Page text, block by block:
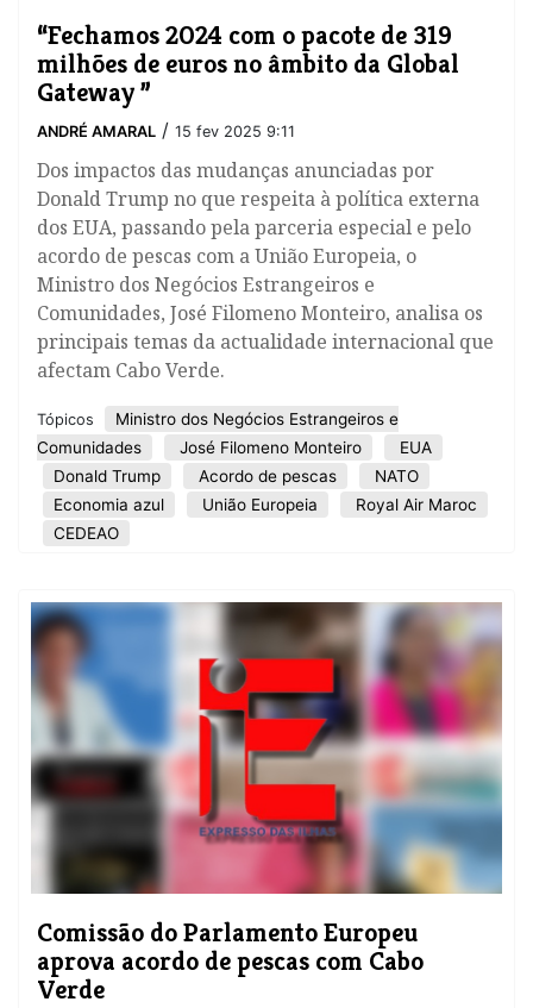
“Fechamos 2024 com o pacote de 319
milhões de euros no âmbito da Global
Gateway ”
ANDRÉ AMARAL / 15 fev 2025 9:11
Dos impactos das mudanças anunciadas por
Donald Trump no que respeita à política externa
dos EUA, passando pela parceria especial e pelo
acordo de pescas com a União Europeia, o
Ministro dos Negócios Estrangeiros e
Comunidades, José Filomeno Monteiro, analisa os
principais temas da actualidade internacional que
afectam Cabo Verde.
Tópicos
Ministro dos Negócios Estrangeiros e
Comunidades
José Filomeno Monteiro
EUA
Donald Trump
Acordo de pescas
NATO
Economia azul
União Europeia
Royal Air Maroc
CEDEAO
Comissão do Parlamento Europeu
aprova acordo de pescas com Cabo
Verde